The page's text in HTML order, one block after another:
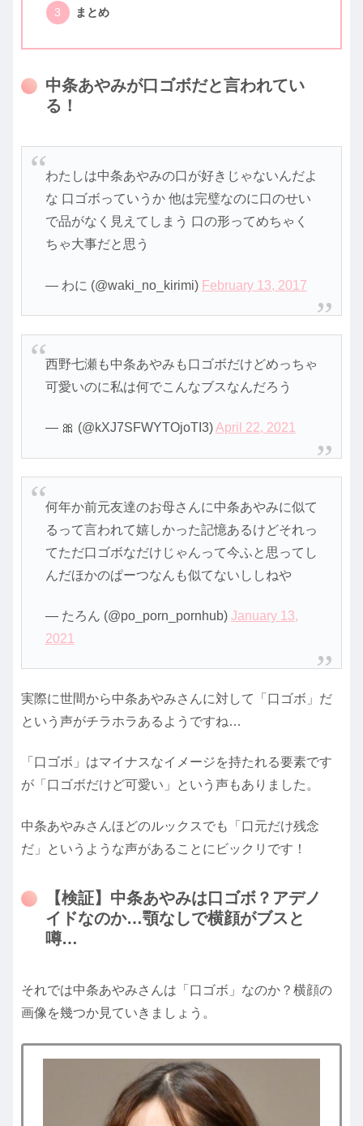
まとめ
中条あやみが口ゴボだと言われてい
る！
わたしは中条あやみの口が好きじゃないんだよ
な 口ゴボっていうか 他は完璧なのに口のせい
で品がなく見えてしまう 口の形ってめちゃく
ちゃ大事だと思う
— わに (@waki_no_kirimi) February 13, 2017
西野七瀬も中条あやみも口ゴボだけどめっちゃ
可愛いのに私は何でこんなブスなんだろう
— 🎀 (@kXJ7SFWYTOjoTI3)April 22, 2021
何年か前元友達のお母さんに中条あやみに似て
るって言われて嬉しかった記憶あるけどそれっ
てただ口ゴボなだけじゃんって今ふと思ってし
んだほかのぱーつなんも似てないししねや
— たろん (@po_porn_pornhub) January 13,
2021
実際に世間から中条あやみさんに対して「口ゴボ」だ
という声がチラホラあるようですね…
「口ゴボ」はマイナスなイメージを持たれる要素です
が「口ゴボだけど可愛い」という声もありました。
中条あやみさんほどのルックスでも「口元だけ残念
だ」というような声があることにビックリです！
【検証】中条あやみは口ゴボ？アデノ
イドなのか…顎なしで横顔がブスと
噂…
それでは中条あやみさんは「口ゴボ」なのか？横顔の
画像を幾つか見ていきましょう。